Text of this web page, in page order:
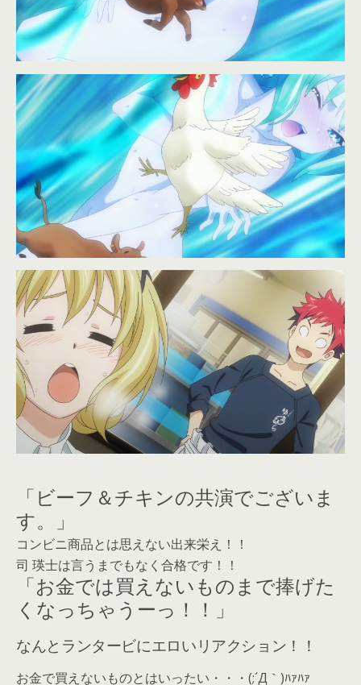
「ビーフ＆チキンの共演でございま
す。」
コンビニ商品とは思えない出来栄え！！
司 瑛士は言うまでもなく合格です！！
「お金では買えないものまで捧げた
くなっちゃうーっ！！」
なんとランタービにエロいリアクション！！
お金で買えないものとはいったい・・・(;´Д｀)ﾊｧﾊｧ